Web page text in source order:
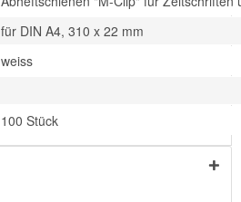
für DIN A4, 310 x 22 mm
weiss
100 Stück